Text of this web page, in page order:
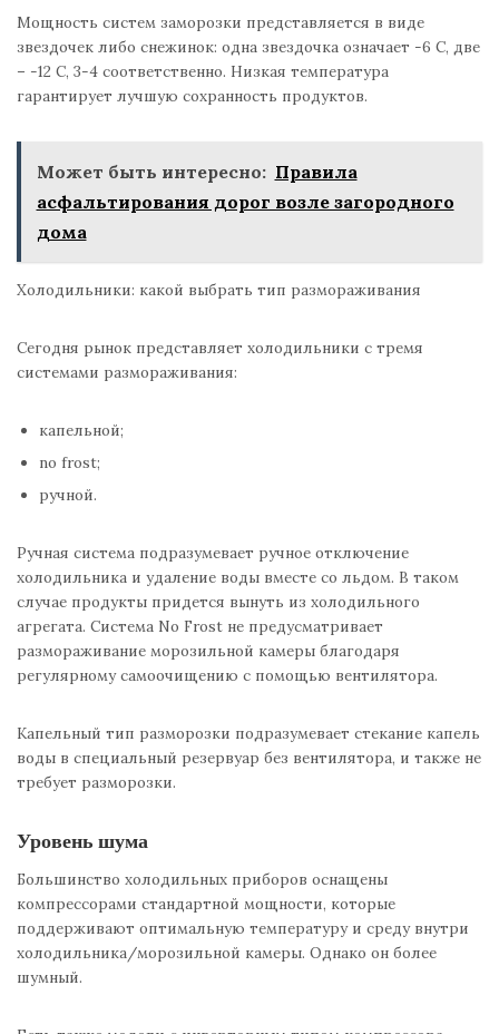
Мощность систем заморозки представляется в виде
звездочек либо снежинок: одна звездочка означает -6 C, две
– -12 C, 3-4 соответственно. Низкая температура
гарантирует лучшую сохранность продуктов.
Может быть интересно: Правила
асфальтирования дорог возле загородного
дома
Холодильники: какой выбрать тип размораживания
Сегодня рынок представляет холодильники с тремя
системами размораживания:
капельной;
no frost;
ручной.
Ручная система подразумевает ручное отключение
холодильника и удаление воды вместе со льдом. В таком
случае продукты придется вынуть из холодильного
агрегата. Система No Frost не предусматривает
размораживание морозильной камеры благодаря
регулярному самоочищению с помощью вентилятора.
Капельный тип разморозки подразумевает стекание капель
воды в специальный резервуар без вентилятора, и также не
требует разморозки.
Уровень шума
Большинство холодильных приборов оснащены
компрессорами стандартной мощности, которые
поддерживают оптимальную температуру и среду внутри
холодильника/морозильной камеры. Однако он более
шумный.